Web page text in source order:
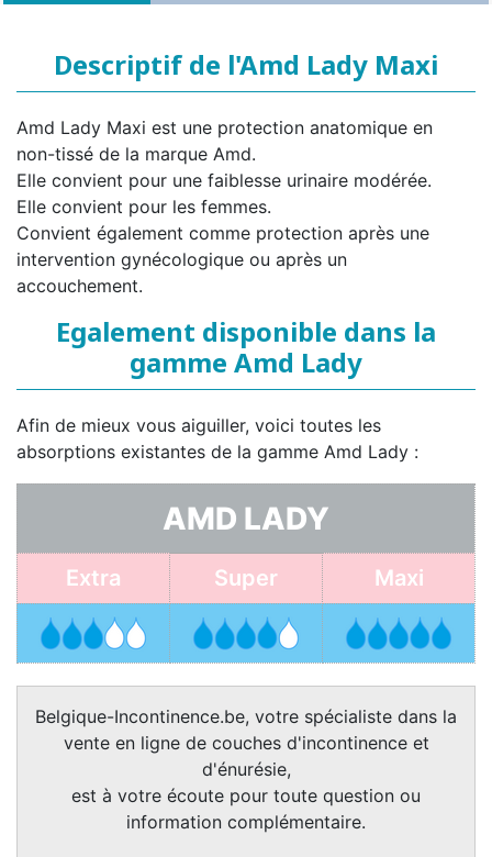
Descriptif de l'Amd Lady Maxi
Amd Lady Maxi est une protection anatomique en
non-tissé de la marque Amd.
Elle convient pour une faiblesse urinaire modérée.
Elle convient pour les femmes.
Convient également comme protection après une
intervention gynécologique ou après un
accouchement.
Egalement disponible dans la
gamme Amd Lady
Afin de mieux vous aiguiller, voici toutes les
absorptions existantes de la gamme Amd Lady :
AMD LADY
Extra Super Maxi
Belgique-Incontinence.be, votre spécialiste dans la
vente en ligne de couches d'incontinence et
d'énurésie,
est à votre écoute pour toute question ou
information complémentaire.